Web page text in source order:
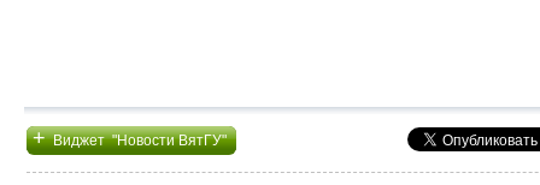
+Виджет "Новости ВятГУ"